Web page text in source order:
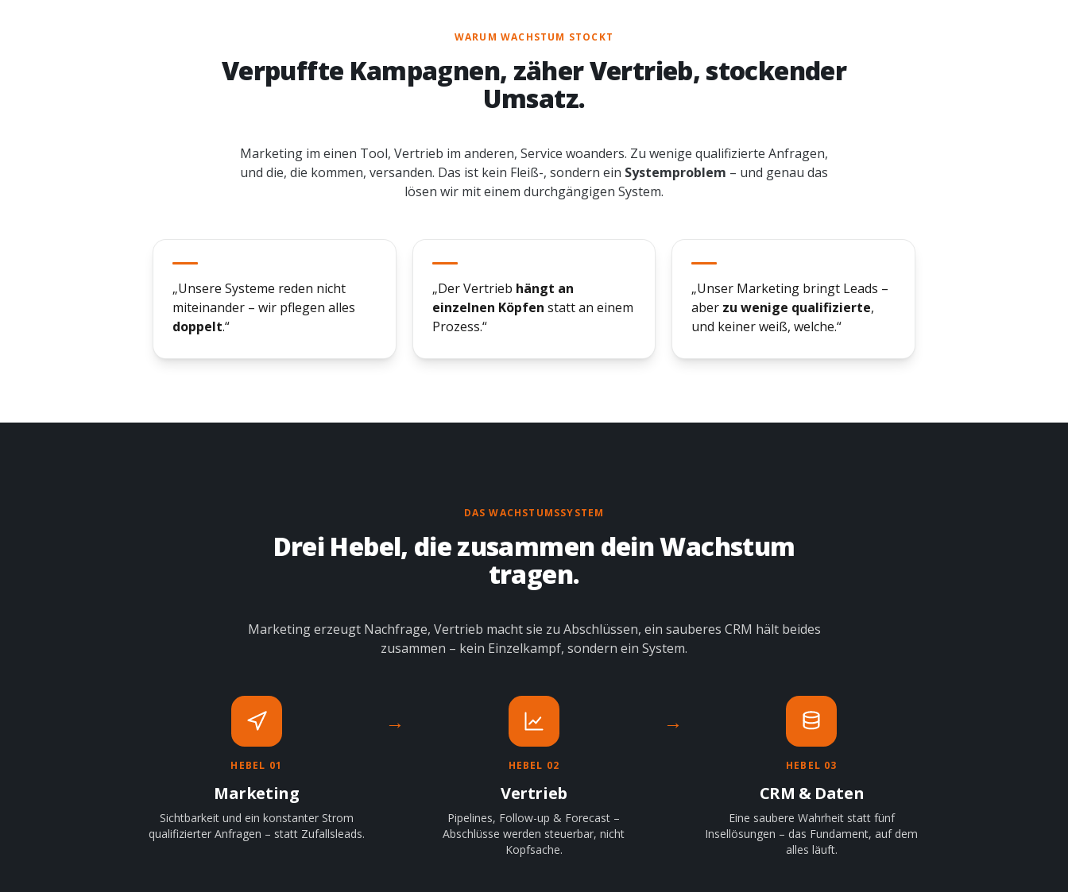
WARUM WACHSTUM STOCKT
Verpuffte Kampagnen, zäher Vertrieb, stockender
Umsatz.
Marketing im einen Tool, Vertrieb im anderen, Service woanders. Zu wenige qualifizierte Anfragen,
und die, die kommen, versanden. Das ist kein Fleiß-, sondern ein Systemproblem – und genau das
lösen wir mit einem durchgängigen System.
„Unsere Systeme reden nicht
miteinander – wir pflegen alles
doppelt.“
„Der Vertrieb hängt an
einzelnen Köpfen statt an einem
Prozess.“
„Unser Marketing bringt Leads –
aber zu wenige qualifizierte,
und keiner weiß, welche.“
DAS WACHSTUMSSYSTEM
Drei Hebel, die zusammen dein Wachstum
tragen.
Marketing erzeugt Nachfrage, Vertrieb macht sie zu Abschlüssen, ein sauberes CRM hält beides
zusammen – kein Einzelkampf, sondern ein System.
HEBEL 01
Marketing
Sichtbarkeit und ein konstanter Strom
qualifizierter Anfragen – statt Zufallsleads.
→
HEBEL 02
Vertrieb
Pipelines, Follow-up & Forecast –
Abschlüsse werden steuerbar, nicht
Kopfsache.
→
HEBEL 03
CRM & Daten
Eine saubere Wahrheit statt fünf
Insellösungen – das Fundament, auf dem
alles läuft.